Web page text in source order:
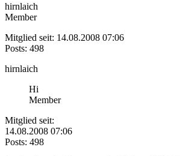
hirnlaich
Member
Mitglied seit: 14.08.2008 07:06
Posts: 498
hirnlaich
Hi
Member
Mitglied seit:
14.08.2008 07:06
Posts: 498